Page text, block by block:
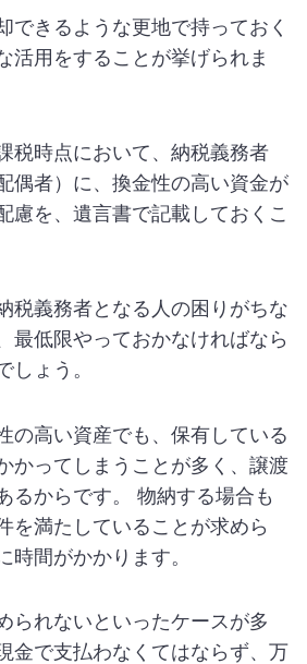
できるような更地で持っておく
活用をすることが挙げられま
税時点において、納税義務者
偶者）に、換金性の高い資金が
慮を、遺言書で記載しておくこ
税義務者となる人の困りがちな
最低限やっておかなければなら
しょう。
の高い資産でも、保有している
かってしまうことが多く、譲渡
るからです。 物納する場合も
を満たしていることが求めら
時間がかかります。
られないといったケースが多
金で支払わなくてはならず、万